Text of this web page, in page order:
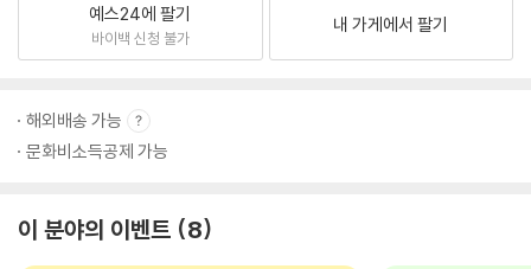
예스24에 팔기
바이백 신청 불가
내 가게에서 팔기
해외배송 가능
문화비소득공제 가능
이 분야의 이벤트 8